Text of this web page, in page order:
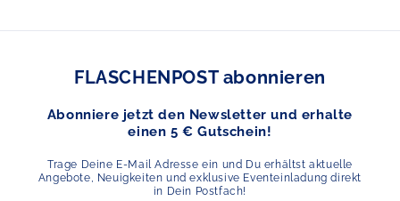
FLASCHENPOST abonnieren
Abonniere jetzt den Newsletter und erhalte
einen 5 € Gutschein!
Trage Deine E-Mail Adresse ein und Du erhältst aktuelle
Angebote, Neuigkeiten und exklusive Eventeinladung direkt
in Dein Postfach!